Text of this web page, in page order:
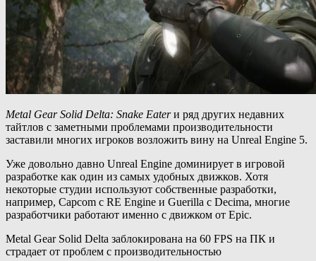
Metal Gear Solid Delta: Snake Eaterи ряд других недавних
тайтлов с заметными проблемами производительности
заставили многих игроков возложить вину на Unreal Engine 5.
Уже довольно давно Unreal Engine доминирует в игровой
разработке как один из самых удобных движков. Хотя
некоторые студии используют собственные разработки,
например, Capcom с RE Engine и Guerilla с Decima, многие
разработчики работают именно с движком от Epic.
Metal Gear Solid Delta заблокирована на 60 FPS на ПК и
страдает от проблем с производительностью